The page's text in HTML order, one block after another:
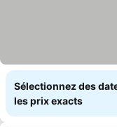
Sélectionnez des
les prix exacts